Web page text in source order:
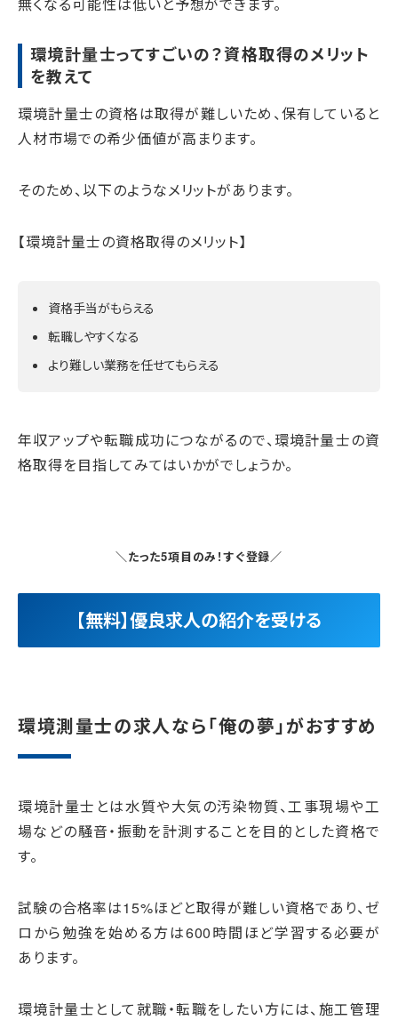
無くなる可能性は低いと予想ができます。
環境計量士ってすごいの？資格取得のメリット
を教えて
環境計量士の資格は取得が難しいため、保有していると
人材市場での希少価値が高まります。
そのため、以下のようなメリットがあります。
【環境計量士の資格取得のメリット】
資格手当がもらえる
転職しやすくなる
より難しい業務を任せてもらえる
年収アップや転職成功につながるので、環境計量士の資
格取得を目指してみてはいかがでしょうか。
＼たった5項目のみ！すぐ登録／
【無料】優良求人の紹介を受ける
環境測量士の求人なら「俺の夢」がおすすめ
環境計量士とは水質や大気の汚染物質、工事現場や工
場などの騒音・振動を計測することを目的とした資格で
す。
試験の合格率は15%ほどと取得が難しい資格であり、ゼ
ロから勉強を始める方は600時間ほど学習する必要が
あります。
環境計量士として就職・転職をしたい方には、施工管理